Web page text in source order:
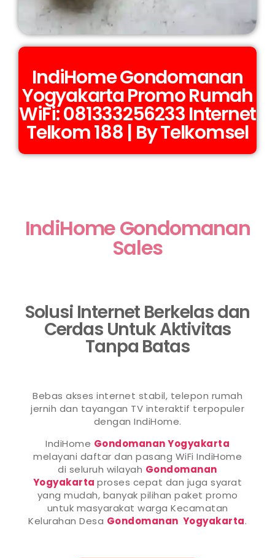
IndiHome Gondomanan
Yogyakarta Promo Rumah
WiFi: 081333256233 Internet
Telkom 188 | By Telkomsel
IndiHome Gondomanan
Sales
Solusi Internet Berkelas dan
Cerdas Untuk Aktivitas
Tanpa Batas
Bebas akses internet stabil, telepon rumah
jernih dan tayangan TV interaktif terpopuler
dengan IndiHome.
IndiHome Gondomanan Yogyakarta
melayani daftar dan pasang WiFi IndiHome
di seluruh wilayah Gondomanan
Yogyakartaproses cepat dan juga syarat
yang mudah, banyak pilihan paket promo
untuk masyarakat warga Kecamatan
Kelurahan Desa Gondomanan Yogyakarta.